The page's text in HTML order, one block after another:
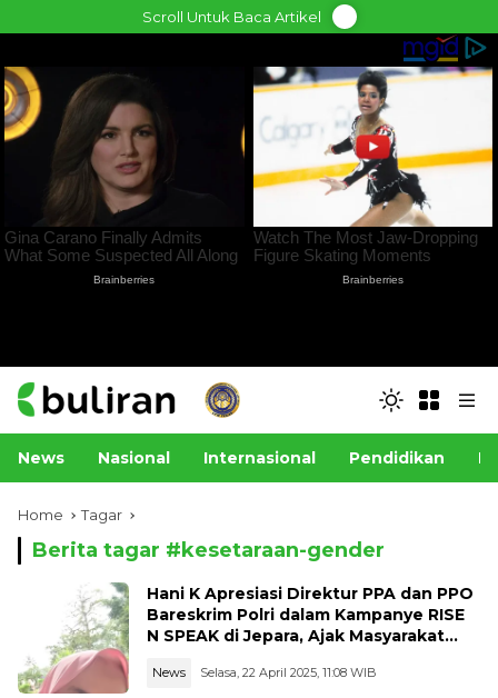
to
Scroll Untuk Baca Artikel
News Nasional Internasional Pendidikan
Home Tagar
Berita tagar #kesetaraan-gender
Hani K Apresiasi Direktur PPA dan PPO
Bareskrim Polri dalam Kampanye RISE
N SPEAK di Jepara, Ajak Masyarakat
News Selasa, 22 April 2025, 11:08 WIB